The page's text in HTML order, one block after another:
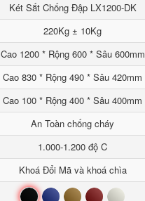
Két Sắt Chống Đập LX1200-DK
220Kg ± 10Kg
Cao 1200 * Rộng 600 * Sâu 600mm
Cao 830 * Rộng 490 * Sâu 420mm
Cao 100 * Rộng 400 * Sâu 400mm
An Toàn chống cháy
1.000-1.200 độ C
Khoá Đổi Mã và khoá chìa
Đen Xanh Nâu Đỏ Trắng